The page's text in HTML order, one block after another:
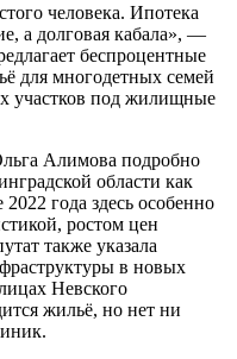
человека. Ипотека
а долговая кабала», —
беспроцентные
для многодетных семей
участков под жилищные
Алимова подробно
области как
года здесь особенно
ростом цен
также указала
в новых
Невского
жильё, но нет ни